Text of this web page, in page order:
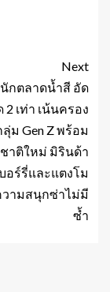
Next
กตลาดน้ำสี อัด
2 เท่า เน้นครอง
ม Gen Z พร้อม
าติใหม่ มิรินด้า
อร์รี่และแตงโม
ามสนุกซ่าไม่มี
ซ้ำ